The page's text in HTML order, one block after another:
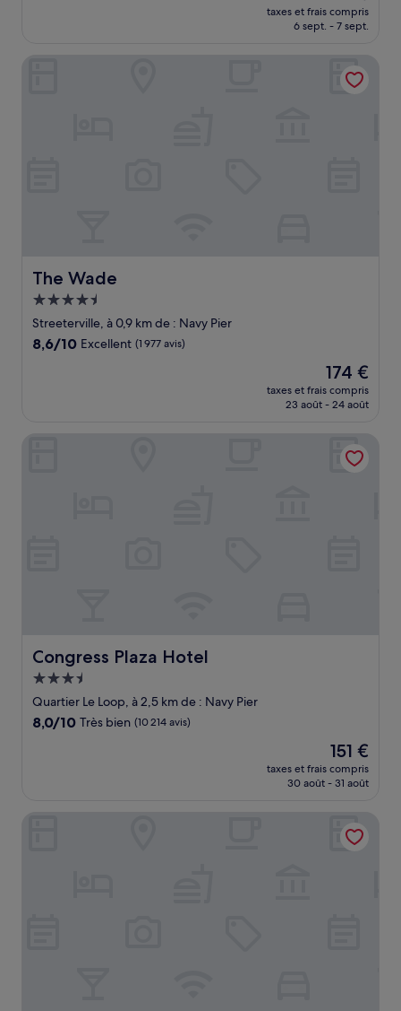
nouveau
prix
de
297 €
taxes et frais compris
6 sept. - 7 sept.
The Wade
The Wade
Hébergement
4.5 étoiles
Streeterville, à 0,9 km de : Navy Pier
8.6
8,6/10 Excellent (1 977 avis)
Le
nouveau
prix
de
174 €
174 €
taxes et frais compris
23 août - 24 août
Congress Plaza Hotel
Congress Plaza Hotel
Hébergement
3.5 étoiles
Quartier Le Loop, à 2,5 km de : Navy Pier
8.0
8,0/10 Très bien (10 214 avis)
Le
nouveau
prix
de
151 €
151 €
taxes et frais compris
30 août - 31 août
The Chicago Hotel Collection Ambassador Gold Coast